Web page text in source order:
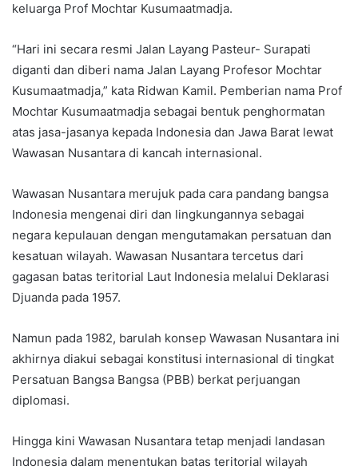
keluarga Prof Mochtar Kusumaatmadja.
“Hari ini secara resmi Jalan Layang Pasteur- Surapati
diganti dan diberi nama Jalan Layang Profesor Mochtar
Kusumaatmadja,” kata Ridwan Kamil. Pemberian nama Prof
Mochtar Kusumaatmadja sebagai bentuk penghormatan
atas jasa-jasanya kepada Indonesia dan Jawa Barat lewat
Wawasan Nusantara di kancah internasional.
Wawasan Nusantara merujuk pada cara pandang bangsa
Indonesia mengenai diri dan lingkungannya sebagai
negara kepulauan dengan mengutamakan persatuan dan
kesatuan wilayah. Wawasan Nusantara tercetus dari
gagasan batas teritorial Laut Indonesia melalui Deklarasi
Djuanda pada 1957.
Namun pada 1982, barulah konsep Wawasan Nusantara ini
akhirnya diakui sebagai konstitusi internasional di tingkat
Persatuan Bangsa Bangsa (PBB) berkat perjuangan
diplomasi.
Hingga kini Wawasan Nusantara tetap menjadi landasan
Indonesia dalam menentukan batas teritorial wilayah